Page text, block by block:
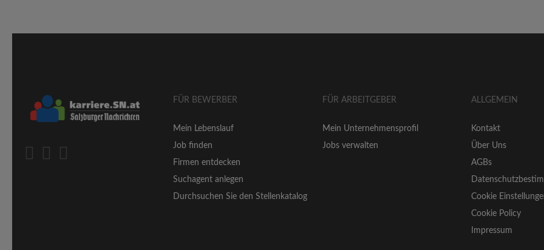
FÜR BEWERBER
Mein Lebenslauf
Job finden
Firmen entdecken
Suchagent anlegen
Durchsuchen Sie den Stellenkatalog
FÜR ARBEITGEBER
Mein Unternehmensprofil
Jobs verwalten
ALLGEMEIN
Kontakt
Über Uns
AGBs
Cookie
Cookie Policy
Impressum